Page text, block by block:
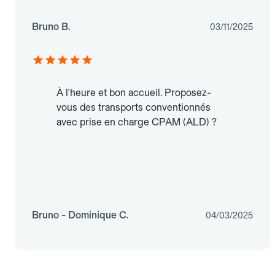
Bruno B. 03/11/2025
À l'heure et bon accueil. Proposez-
vous des transports conventionnés
avec prise en charge CPAM (ALD) ?
Bruno - Dominique C. 04/03/2025